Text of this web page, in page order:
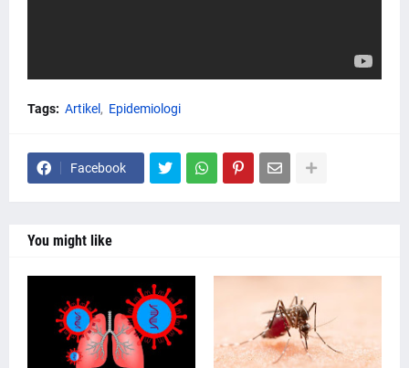
Tags: Artikel Epidemiologi
Facebook
You might like